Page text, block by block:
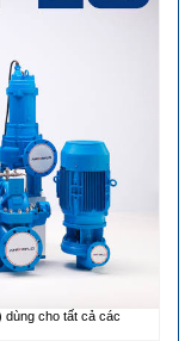
dùng cho tất cả các